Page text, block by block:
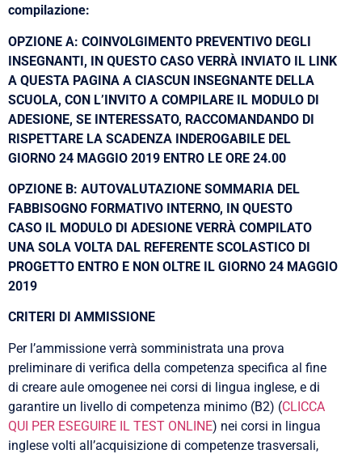
compilazione:
OPZIONE A: COINVOLGIMENTO PREVENTIVO DEGLI
INSEGNANTI, IN QUESTO CASO VERRÀ INVIATO IL LINK
A QUESTA PAGINA A CIASCUN INSEGNANTE DELLA
SCUOLA, CON L’INVITO A COMPILARE IL MODULO DI
ADESIONE, SE INTERESSATO, RACCOMANDANDO DI
RISPETTARE LA SCADENZA INDEROGABILE DEL
GIORNO 24 MAGGIO 2019 ENTRO LE ORE 24.00
OPZIONE B: AUTOVALUTAZIONE SOMMARIA DEL
FABBISOGNO FORMATIVO INTERNO, IN QUESTO
CASO IL MODULO DI ADESIONE VERRÀ COMPILATO
UNA SOLA VOLTA DAL REFERENTE SCOLASTICO DI
PROGETTO ENTRO E NON OLTRE IL GIORNO 24 MAGGIO
2019
CRITERI DI AMMISSIONE
Per l’ammissione verrà somministrata una prova
preliminare di verifica della competenza specifica al fine
di creare aule omogenee nei corsi di lingua inglese, e di
garantire un livello di competenza minimo (B2) (CLICCA
QUI PER ESEGUIRE IL TEST ONLINE) nei corsi in lingua
inglese volti all’acquisizione di competenze trasversali,